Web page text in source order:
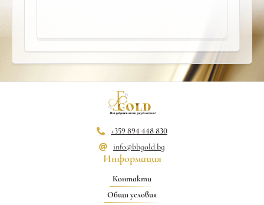
+359 894 448 830
info@bbgold.bg
Информация
Контакти
Общи условия